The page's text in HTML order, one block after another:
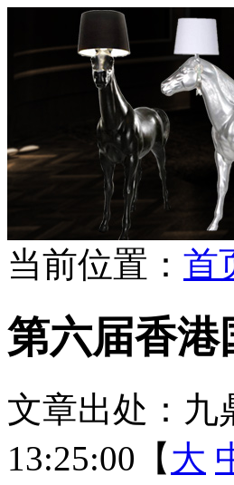
当前位置： 首
第六届香
文章出处：九
13:25:00【 大